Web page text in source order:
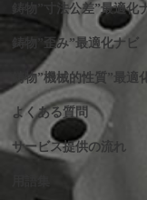
鋳物”寸法公差”最適化
鋳物”歪み”最適化ナビ
鋳物”機械的性質”最適
よくある質問
サービス提供の流れ